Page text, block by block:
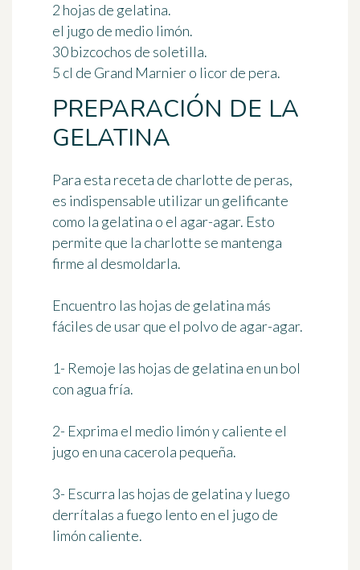
2 hojas de gelatina.
el jugo de medio limón.
30 bizcochos de soletilla.
5 cl de Grand Marnier o licor de pera.
PREPARACIÓN DE LA
GELATINA
Para esta receta de charlotte de peras,
es indispensable utilizar un gelificante
como la gelatina o el agar-agar. Esto
permite que la charlotte se mantenga
firme al desmoldarla.
Encuentro las hojas de gelatina más
fáciles de usar que el polvo de agar-agar.
1- Remoje las hojas de gelatina en un bol
con agua fría.
2- Exprima el medio limón y caliente el
jugo en una cacerola pequeña.
3- Escurra las hojas de gelatina y luego
derrítalas a fuego lento en el jugo de
limón caliente.